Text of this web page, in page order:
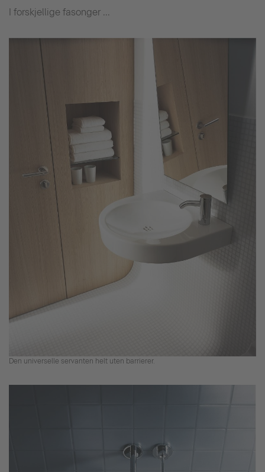
I forskjellige fasonger ...
Den universelle servanten helt uten barrierer.